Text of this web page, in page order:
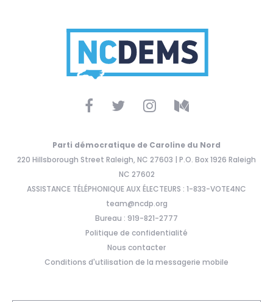
Parti démocratique de Caroline du Nord
220 Hillsborough Street Raleigh, NC 27603 | P.O. Box 1926 Raleigh
NC 27602
ASSISTANCE TÉLÉPHONIQUE AUX ÉLECTEURS : 1-833-VOTE4NC
team@ncdp.org
Bureau : 919-821-2777
Politique de confidentialité
Nous contacter
Conditions d'utilisation de la messagerie mobile